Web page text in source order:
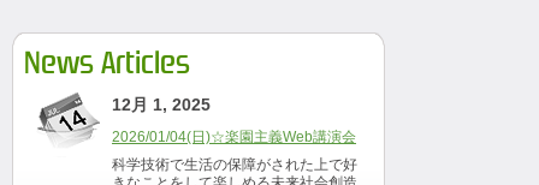
News Articles
12月 1, 2025
2026/01/04(日)☆楽園主義Web講演会
科学技術で生活の保障がされた上で好